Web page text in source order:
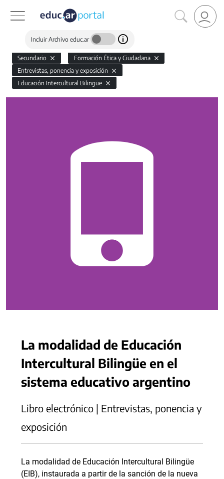
Incluir Archivo educ.ar
Secundario
Formación Ética y Ciudadana
Entrevistas, ponencia y exposición
Educación Intercultural Bilingüe
La modalidad de Educación
Intercultural Bilingüe en el
sistema educativo argentino
Libro electrónico | Entrevistas, ponencia y
exposición
La modalidad de Educación Intercultural Bilingüe
(EIB), instaurada a partir de la sanción de la nueva